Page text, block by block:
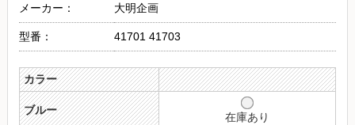
メーカー： 大明企画
型番： 41701 41703
カラー
ブルー
在庫あり